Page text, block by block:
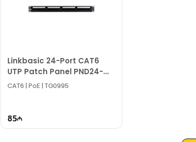
Linkbasic 24-Port CAT6
UTP Patch Panel PND24-
UC6
CAT6 | PoE | TG0995
85